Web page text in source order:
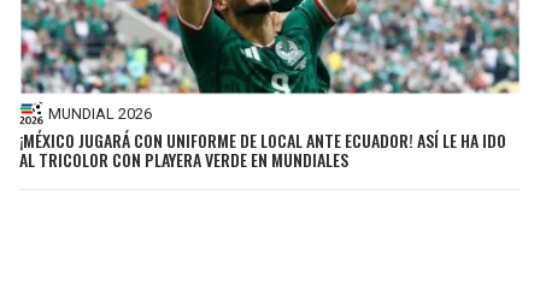
MUNDIAL 2026
¡MÉXICO JUGARÁ CON UNIFORME DE LOCAL ANTE ECUADOR! ASÍ LE HA IDO
AL TRICOLOR CON PLAYERA VERDE EN MUNDIALES